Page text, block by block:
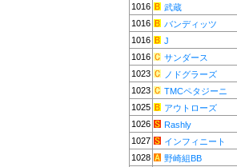
1016
武蔵
1016
バンディッツ
1016
J
1016
サンダース
1023
ノドグラーズ
1023
TMCペタジーニ
1025
アウトローズ
1026
Rashly
1027
インフィニート
1028
野崎組BB